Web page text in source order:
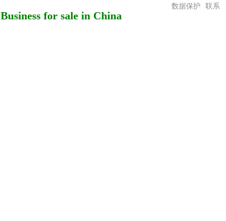
Business for sale in China
数据保护 联系